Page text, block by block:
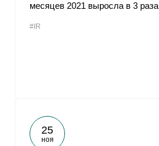
месяцев 2021 выросла в 3 раза
#IR
25
ноя